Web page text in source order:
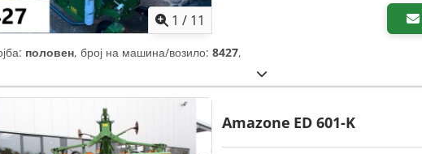
1 / 11
половен, број на машина/возило: 8427,
Amazone ED 601-K